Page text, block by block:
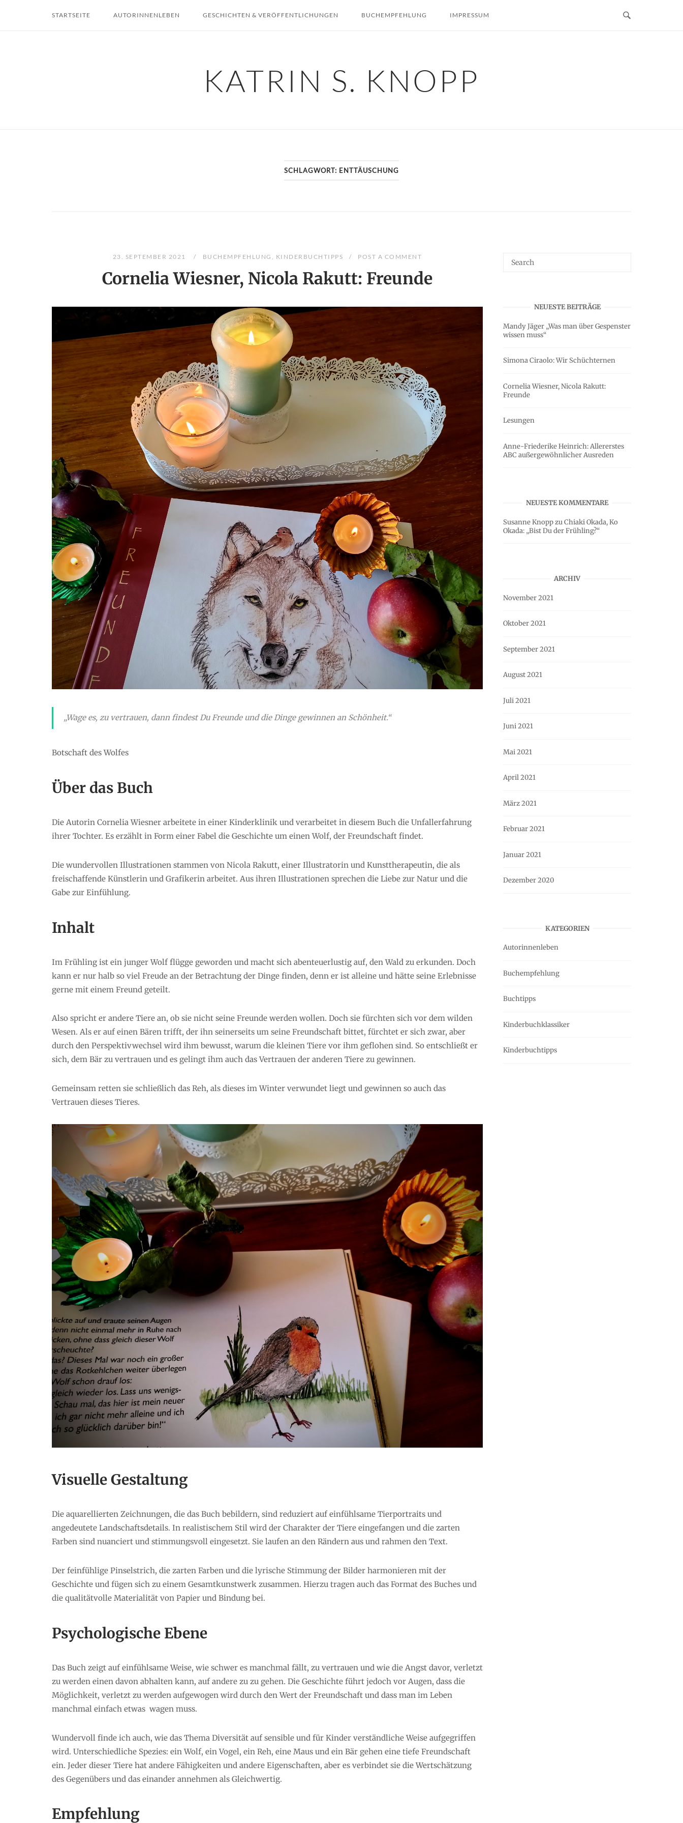
STARTSEITE AUTORINNENLEBEN GESCHICHTEN & VERÖFFENTLICHUNGEN BUCHEMPFEHLUNG IMPRESSUM
KATRIN S. KNOPP
SCHLAGWORT: ENTTÄUSCHUNG
23. SEPTEMBER 2021 BUCHEMPFEHLUNG , KINDERBUCHTIPPS POST A COMMENT
Cornelia Wiesner, Nicola Rakutt: Freunde
„Wage es, zu vertrauen, dann findest Du Freunde und die Dinge gewinnen an Schönheit.“
Botschaft des Wolfes
Über das Buch
Die Autorin Cornelia Wiesner arbeitete in einer Kinderklinik und verarbeitet in diesem Buch die Unfallerfahrung
ihrer Tochter. Es erzählt in Form einer Fabel die Geschichte um einen Wolf, der Freundschaft findet.
Die wundervollen Illustrationen stammen von Nicola Rakutt, einer Illustratorin und Kunsttherapeutin, die als
freischaffende Künstlerin und Grafikerin arbeitet. Aus ihren Illustrationen sprechen die Liebe zur Natur und die
Gabe zur Einfühlung.
Inhalt
Im Frühling ist ein junger Wolf flügge geworden und macht sich abenteuerlustig auf, den Wald zu erkunden. Doch
kann er nur halb so viel Freude an der Betrachtung der Dinge finden, denn er ist alleine und hätte seine Erlebnisse
gerne mit einem Freund geteilt.
Also spricht er andere Tiere an, ob sie nicht seine Freunde werden wollen. Doch sie fürchten sich vor dem wilden
Wesen. Als er auf einen Bären trifft, der ihn seinerseits um seine Freundschaft bittet, fürchtet er sich zwar, aber
durch den Perspektivwechsel wird ihm bewusst, warum die kleinen Tiere vor ihm geflohen sind. So entschließt er
sich, dem Bär zu vertrauen und es gelingt ihm auch das Vertrauen der anderen Tiere zu gewinnen.
Gemeinsam retten sie schließlich das Reh, als dieses im Winter verwundet liegt und gewinnen so auch das
Vertrauen dieses Tieres.
Visuelle Gestaltung
Die aquarellierten Zeichnungen, die das Buch bebildern, sind reduziert auf einfühlsame Tierportraits und
angedeutete Landschaftsdetails. In realistischem Stil wird der Charakter der Tiere eingefangen und die zarten
Farben sind nuanciert und stimmungsvoll eingesetzt. Sie laufen an den Rändern aus und rahmen den Text.
Der feinfühlige Pinselstrich, die zarten Farben und die lyrische Stimmung der Bilder harmonieren mit der
Geschichte und fügen sich zu einem Gesamtkunstwerk zusammen. Hierzu tragen auch das Format des Buches und
die qualitätvolle Materialität von Papier und Bindung bei.
Psychologische Ebene
Das Buch zeigt auf einfühlsame Weise, wie schwer es manchmal fällt, zu vertrauen und wie die Angst davor, verletzt
zu werden einen davon abhalten kann, auf andere zu zu gehen. Die Geschichte führt jedoch vor Augen, dass die
Möglichkeit, verletzt zu werden aufgewogen wird durch den Wert der Freundschaft und dass man im Leben
manchmal einfach etwas wagen muss.
Wundervoll finde ich auch, wie das Thema Diversität auf sensible und für Kinder verständliche Weise aufgegriffen
wird. Unterschiedliche Spezies: ein Wolf, ein Vogel, ein Reh, eine Maus und ein Bär gehen eine tiefe Freundschaft
ein. Jeder dieser Tiere hat andere Fähigkeiten und andere Eigenschaften, aber es verbindet sie die Wertschätzung
des Gegenübers und das einander annehmen als Gleichwertig.
Empfehlung
NEUESTE BEITRÄGE
Mandy Jäger „Was man über Gespenster
wissen muss“
Simona Ciraolo: Wir Schüchternen
Cornelia Wiesner, Nicola Rakutt:
Freunde
Lesungen
Anne-Friederike Heinrich: Allererstes
ABC außergewöhnlicher Ausreden
NEUESTE KOMMENTARE
Susanne KnoppzuChiaki Okada, Ko
Okada: „Bist Du der Frühling?“
ARCHIV
November 2021
Oktober 2021
September 2021
August 2021
Juli 2021
Juni 2021
Mai 2021
April 2021
März 2021
Februar 2021
Januar 2021
Dezember 2020
KATEGORIEN
Autorinnenleben
Buchempfehlung
Buchtipps
Kinderbuchklassiker
Kinderbuchtipps